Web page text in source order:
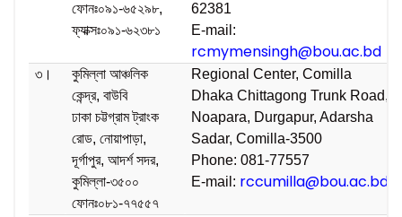
ফোনঃ০৯১-৬৫২৯৮,
ফ্যাক্সঃ০৯১-৬২৩৮১
62381
E-mail:
rcmymensingh@bou.ac.bd
৩।
কুমিল্লা আঞ্চলিক
কেন্দ্র, বাউবি
ঢাকা চট্টগ্রাম ট্রাংক
রোড, নোয়াপাড়া,
দূর্গাপুর, আদর্শ সদর,
কুমিল্লা-৩৫০০
ফোনঃ০৮১-৭৭৫৫৭
Regional Center, Comilla
Dhaka Chittagong Trunk Road,
Noapara, Durgapur, Adarsha
Sadar, Comilla-3500
Phone: 081-77557
E-mail: rccumilla@bou.ac.bd